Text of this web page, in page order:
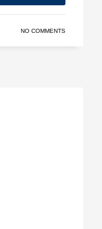
NO COMMENTS